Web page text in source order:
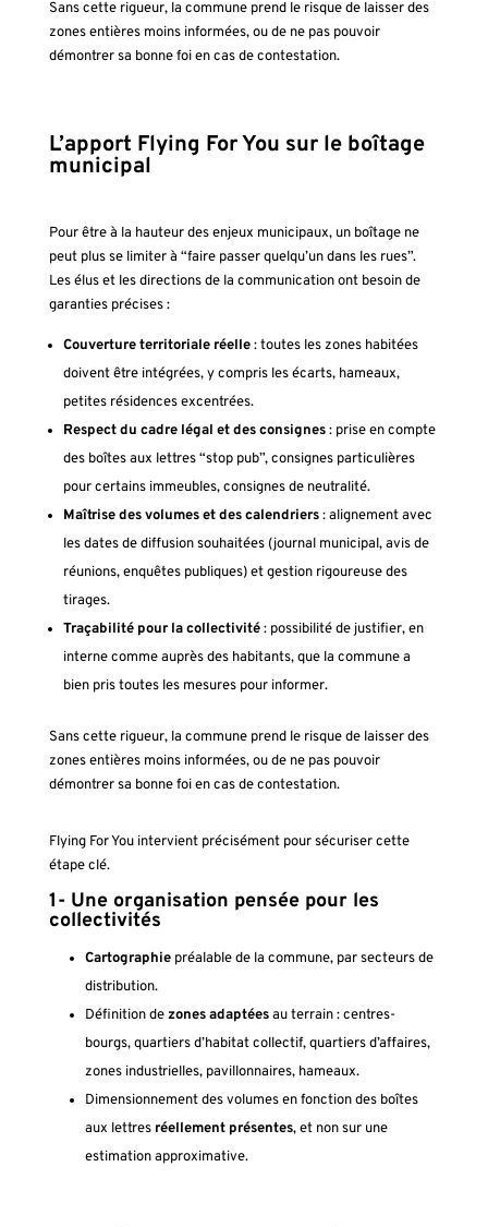
Sans cette rigueur, la commune prend le risque de laisser des
zones entières moins informées, ou de ne pas pouvoir
démontrer sa bonne foi en cas de contestation.
L’apport Flying For You sur le boîtage
municipal
Pour être à la hauteur des enjeux municipaux, un boîtage ne
peut plus se limiter à “faire passer quelqu’un dans les rues”.
Les élus et les directions de la communication ont besoin de
garanties précises :
Couverture territoriale réelle: toutes les zones habitées
doivent être intégrées, y compris les écarts, hameaux,
petites résidences excentrées.
Respect du cadre légal et des consignes: prise en compte
des boîtes aux lettres “stop pub”, consignes particulières
pour certains immeubles, consignes de neutralité.
Maîtrise des volumes et des calendriers: alignement avec
les dates de diffusion souhaitées (journal municipal, avis de
réunions, enquêtes publiques) et gestion rigoureuse des
tirages.
Traçabilité pour la collectivité: possibilité de justifier, en
interne comme auprès des habitants, que la commune a
bien pris toutes les mesures pour informer.
Sans cette rigueur, la commune prend le risque de laisser des
zones entières moins informées, ou de ne pas pouvoir
démontrer sa bonne foi en cas de contestation.
Flying For You intervient précisément pour sécuriser cette
étape clé.
1- Une organisation pensée pour les
collectivités
Cartographiepréalable de la commune, par secteurs de
distribution.
Définition dezones adaptéesau terrain : centres-
bourgs, quartiers d’habitat collectif, quartiers d’affaires,
zones industrielles, pavillonnaires, hameaux.
Dimensionnement des volumes en fonction des boîtes
aux lettres réellement présentes, et non sur une
estimation approximative.